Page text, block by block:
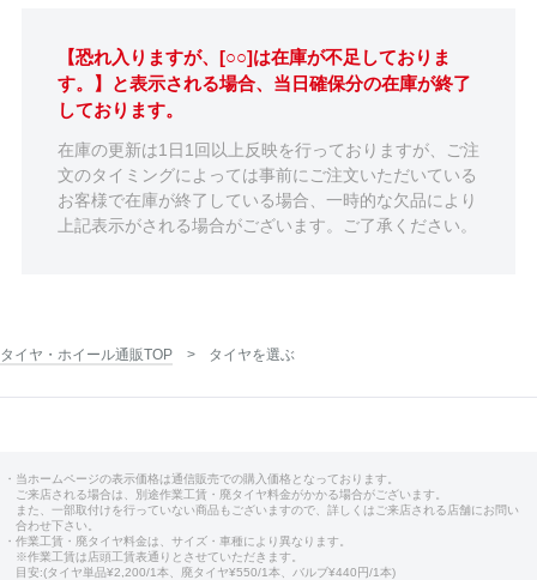
【恐れ入りますが、[○○]は在庫が不足しておりま
す。】と表示される場合、当日確保分の在庫が終了
しております。
在庫の更新は1日1回以上反映を行っておりますが、ご注
文のタイミングによっては事前にご注文いただいている
お客様で在庫が終了している場合、一時的な欠品により
上記表示がされる場合がございます。ご了承ください。
タイヤ・ホイール通販TOP タイヤを選ぶ
・当ホームページの表示価格は通信販売での購入価格となっております。
ご来店される場合は、別途作業工賃・廃タイヤ料金がかかる場合がございます。
また、一部取付けを行っていない商品もございますので、詳しくはご来店される店舗にお問い
合わせ下さい。
・作業工賃・廃タイヤ料金は、サイズ・車種により異なります。
※作業工賃は店頭工賃表通りとさせていただきます。
目安:(タイヤ単品¥2,200/1本、廃タイヤ¥550/1本、バルブ¥440円/1本)